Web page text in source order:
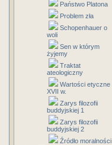
Państwo Platona
Problem zła
Schopenhauer o
woli
Sen w którym
żyjemy
Traktat
ateologiczny
Wartości etyczne
XVII w.
Zarys filozofii
buddyjskiej 1
Zarys filozofii
buddyjskiej 2
Źródło moralności